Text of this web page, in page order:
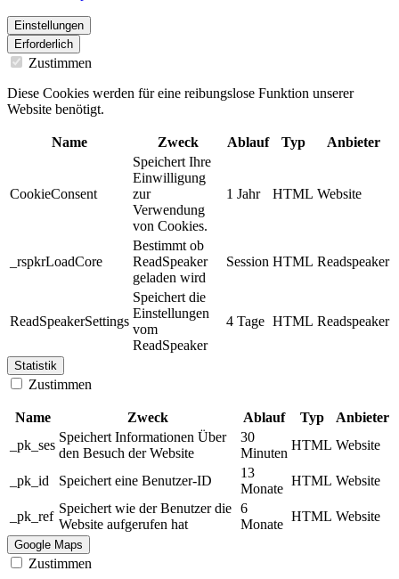
Einstellungen
Erforderlich
Zustimmen
Diese Cookies werden für eine reibungslose Funktion unserer
Website benötigt.
Name Zweck Ablauf Typ Anbieter
CookieConsent
Speichert Ihre
Einwilligung
zur
Verwendung
von Cookies.
1 Jahr HTML Website
_rspkrLoadCore
Bestimmt ob
ReadSpeaker
geladen wird
Session HTML Readspeaker
ReadSpeakerSettings
Speichert die
Einstellungen
vom
ReadSpeaker
4 Tage HTML Readspeaker
Statistik
Zustimmen
Name Zweck Ablauf Typ
Anbieter
_pk_ses
Speichert Informationen Über
den Besuch der Website
30
Minuten
HTML Website
_pk_id Speichert eine Benutzer-ID
13
Monate
HTML Website
_pk_ref
Speichert wie der Benutzer die
Website aufgerufen hat
6
Monate
HTML Website
Google Maps
Zustimmen